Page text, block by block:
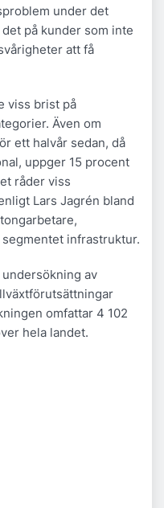
under det
på kunder som inte
att få
viss brist på
Även om
ett halvår sedan, då
uppger 15 procent
råder viss
Lars Jagrén bland
infrastruktur.
av
omfattar 4 102
hela landet.